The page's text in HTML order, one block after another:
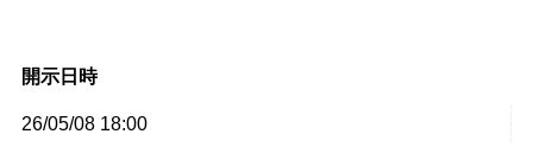
開示日時
26/05/08 18:00